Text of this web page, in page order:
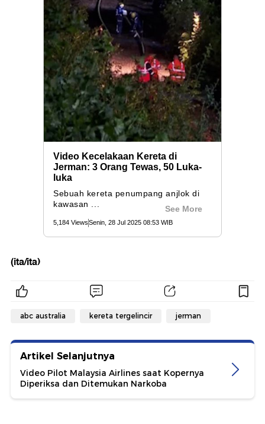
(ita/ita)
abc australia kereta tergelincir jerman
Artikel Selanjutnya
Video Pilot Malaysia Airlines saat Kopernya
Diperiksa dan Ditemukan Narkoba